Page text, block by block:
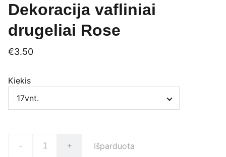
Dekoracija vafliniai
drugeliai Rose
€3.50
Kiekis
- + Išparduota